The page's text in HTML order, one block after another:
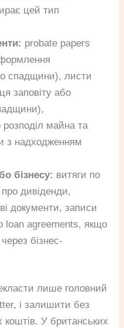
цей тип
probate papers
спадщини), листи
заповіту або
майна та
з надходженням
бізнесу: витяги по
про дивіденди,
документи, записи
loan agreements, якщо
бізнес-
лише головний
і залишити без
У британських